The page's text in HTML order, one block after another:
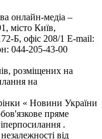
онлайн-медіа –
місто Київ,
Б, офіс 208/1 E-mail:
044-205-43-00
розміщених на
на
« Новини України
пряме
.
від